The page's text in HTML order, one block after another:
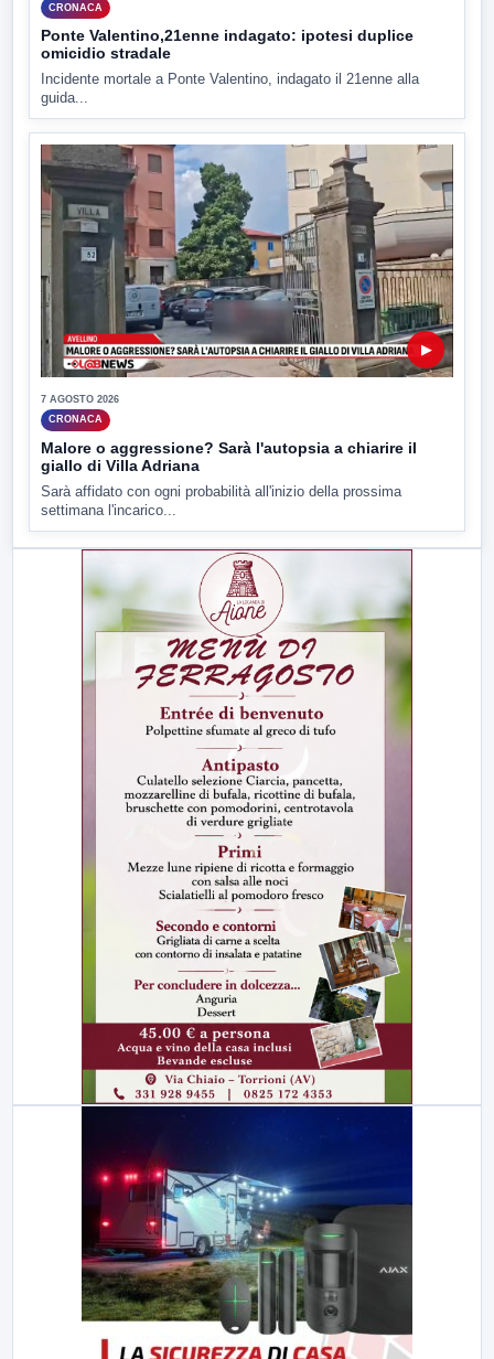
CRONACA
Ponte Valentino,21enne indagato: ipotesi duplice
omicidio stradale
Incidente mortale a Ponte Valentino, indagato il 21enne alla
guida...
▶
7 AGOSTO 2026
CRONACA
Malore o aggressione? Sarà l'autopsia a chiarire il
giallo di Villa Adriana
Sarà affidato con ogni probabilità all'inizio della prossima
settimana l'incarico...